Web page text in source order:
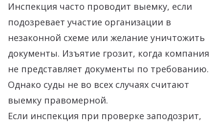
Инспекция часто проводит выемку, если
подозревает участие организации в
незаконной схеме или желание уничтожить
документы. Изъятие грозит, когда компания
не представляет документы по требованию.
Однако суды не во всех случаях считают
выемку правомерной.
Если инспекция при проверке заподозрит,